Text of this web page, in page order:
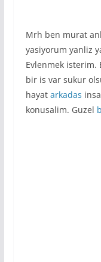
Mrh ben murat
yasiyorum yanliz
Evlenmek isterim.
bir is var sukur
hayat arkadas
konusalim. Guzel